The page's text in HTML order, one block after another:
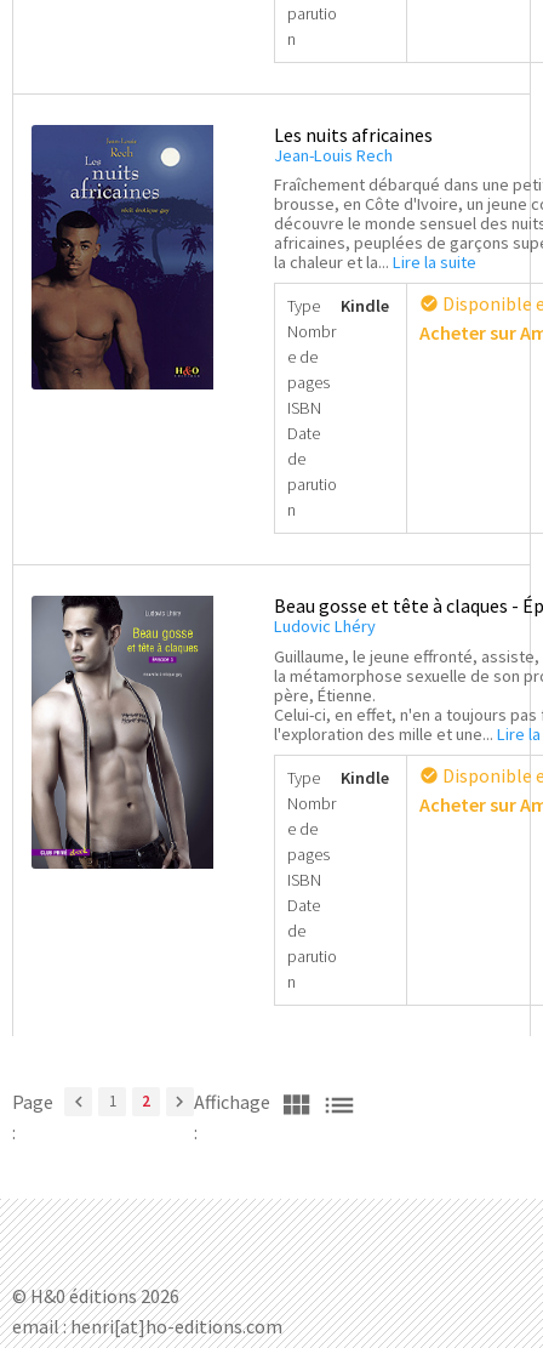
parutio
n
Les nuits africaines
Jean-Louis Rech
Fraîchement débarqué dans une
brousse, en Côte d'Ivoire, un jeune
découvre le monde sensuel des
africaines, peuplées de garçons
la chaleur et la... Lire la suite
Type
Nombr
e de
pages
ISBN
Date
de
parutio
n
Kindle check_circle Disponible
Acheter sur
Beau gosse et tête à claques -
Ludovic Lhéry
Guillaume, le jeune effronté,
la métamorphose sexuelle de son
père, Étienne.
Celui-ci, en effet, n'en a toujours pas
l'exploration des mille et une... Lire
Type
Nombr
e de
pages
ISBN
Date
de
parutio
n
Kindle check_circle Disponible
Acheter sur
Page
:
chevron_left 1 2 chevron_right Affichage
:
view_module list
© H&0 éditions 2026
email : henri[at]ho-editions.com